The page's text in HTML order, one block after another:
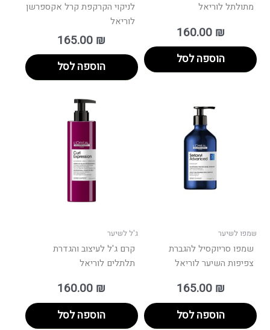
מתולתל לוריאל
160.00 ₪
הוספה לסל
לניקוי הקרקפת קרל אקספרשן
לוריאל
165.00 ₪
הוספה לסל
שמפו לשיער
שמפו סריוקסיל להגברת
צפיפות השיער לוריאל
165.00 ₪
הוספה לסל
ג'ל לשיער
קרם ג'ל לעיצוב והגדרת
תלתלים לוריאל
160.00 ₪
הוספה לסל